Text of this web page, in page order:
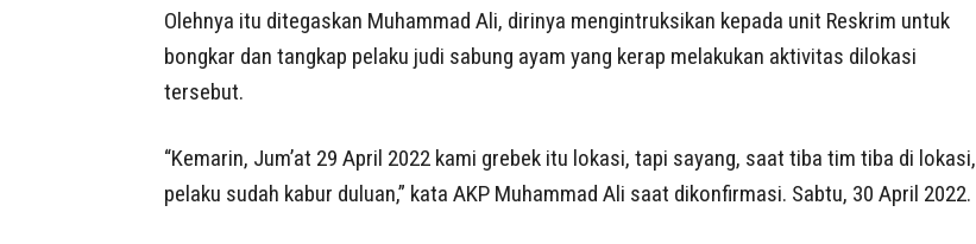
Olehnya itu ditegaskan Muhammad Ali, dirinya mengintruksikan kepada unit Reskrim untuk
bongkar dan tangkap pelaku judi sabung ayam yang kerap melakukan aktivitas dilokasi
tersebut.
“Kemarin, Jum’at 29 April 2022 kami grebek itu lokasi, tapi sayang, saat tiba tim tiba di lokasi,
pelaku sudah kabur duluan,” kata AKP Muhammad Ali saat dikonfirmasi. Sabtu, 30 April 2022.